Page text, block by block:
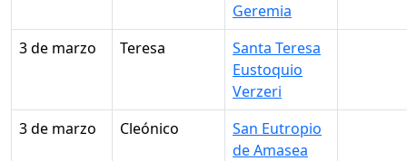
Geremia
3 de marzo
Teresa
Santa Teresa
Eustoquio
Verzeri
3 de marzo
Cleónico
San Eutropio
de Amasea